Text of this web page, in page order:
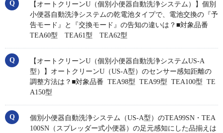
【オートクリーンU（個別小便器自動洗浄システム）】個別
小便器自動洗浄システムの乾電池タイプで、電池交換の『予
告モード』と『交換モード』の告知の違いは？■対象品番
TEA60型 TEA61型 TEA62型
【オートクリーンU（個別小便器自動洗浄システムUS-A
型）】オートクリーンU（US-A型）のセンサー感知距離の
調整方法は？■対象品番 TEA98型 TEA99型 TEA100型 TE
A150型
個別小便器自動洗浄システム（US-A型）のTEA99SN・TEA
100SN（スプレッダー式小便器）の足元感知にした品揃えは